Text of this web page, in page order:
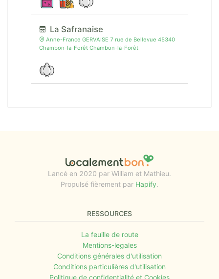
La Safranaise
Anne-France GERVAISE 7 rue de Bellevue 45340
Chambon-la-Forêt Chambon-la-Forêt
Lancé en 2020 par William et Mathieu.
Propulsé fièrement par Hapify.
RESSOURCES
La feuille de route
Mentions-legales
Conditions générales d'utilisation
Conditions particulières d'utilisation
Politique de confidentialité et Cookies